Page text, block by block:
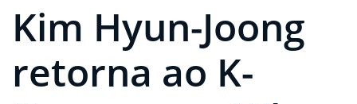
Kim Hyun-Joong
retorna ao K-